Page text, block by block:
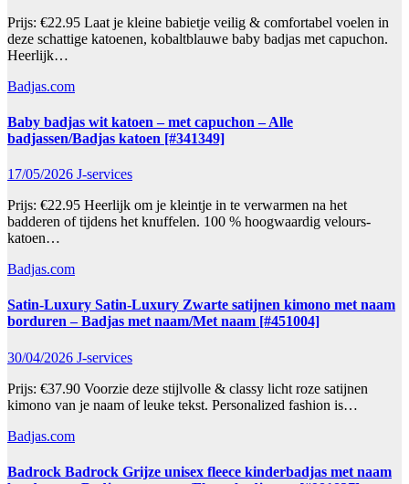
Prijs: €22.95 Laat je kleine babietje veilig & comfortabel voelen in
deze schattige katoenen, kobaltblauwe baby badjas met capuchon.
Heerlijk…
Badjas.com
Baby badjas wit katoen – met capuchon – Alle
badjassen/Badjas katoen [#341349]
17/05/2026 J-services
Prijs: €22.95 Heerlijk om je kleintje in te verwarmen na het
badderen of tijdens het knuffelen. 100 % hoogwaardig velours-
katoen…
Badjas.com
Satin-Luxury Satin-Luxury Zwarte satijnen kimono met naam
borduren – Badjas met naam/Met naam [#451004]
30/04/2026 J-services
Prijs: €37.90 Voorzie deze stijlvolle & classy licht roze satijnen
kimono van je naam of leuke tekst. Personalized fashion is…
Badjas.com
Badrock Badrock Grijze unisex fleece kinderbadjas met naam